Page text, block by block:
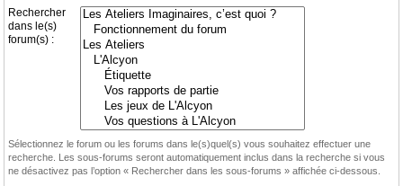
Rechercher
dans le(s)
forum(s) :
Sélectionnez le forum ou les forums dans le(s)quel(s) vous souhaitez effectuer une
recherche. Les sous-forums seront automatiquement inclus dans la recherche si vous
ne désactivez pas l’option « Rechercher dans les sous-forums » affichée ci-dessous.